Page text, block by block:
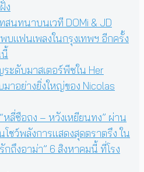
ง
นทนาบนเวที DOMi & JD
บแฟนเพลงในกรุงเทพฯ อีกครั้ง
ะดับมาสเตอร์พีซใน Her
มาอย่างยิ่งใหญ่ของ Nicolas
หลี่ซือถง – หวังเหยียนทง” ผ่าน
ว์พลังการแสดงสุดตราตรึง ใน
กถึงอาม่า” 6 สิงหาคมนี้ ที่โรง